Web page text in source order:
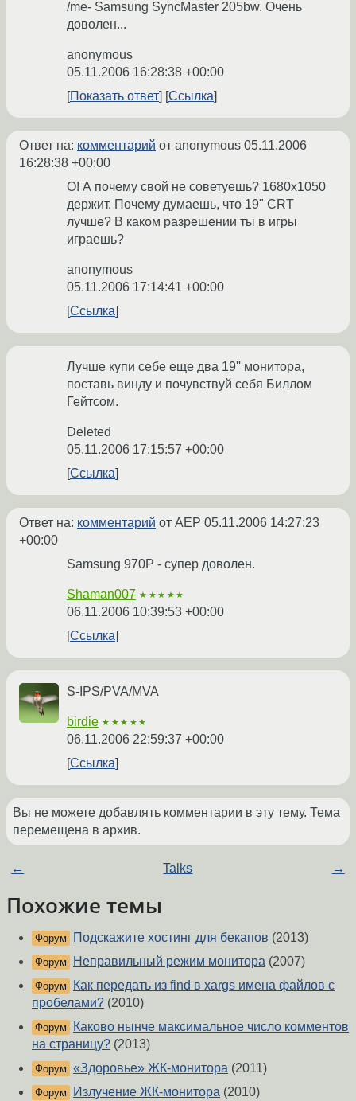
/me- Samsung SyncMaster 205bw. Очень
доволен...
anonymous
05.11.2006 16:28:38 +00:00
Показать ответ
Ссылка
Ответ на: комментарий от anonymous 05.11.2006
16:28:38 +00:00
О! А почему свой не советуешь? 1680х1050
держит. Почему думаешь, что 19" CRT
лучше? В каком разрешении ты в игры
играешь?
anonymous
05.11.2006 17:14:41 +00:00
Ссылка
Лучше купи себе еще два 19'' монитора,
поставь винду и почувствуй себя Биллом
Гейтсом.
Deleted
05.11.2006 17:15:57 +00:00
Ссылка
Ответ на: комментарий от AEP 05.11.2006 14:27:23
+00:00
Samsung 970P - супер доволен.
Shaman007 ★★★★★
06.11.2006 10:39:53 +00:00
Ссылка
S-IPS/PVA/MVA
birdie ★★★★★
06.11.2006 22:59:37 +00:00
Ссылка
Вы не можете добавлять комментарии в эту тему. Тема
перемещена в архив.
← Talks →
Похожие темы
Форум Подскажите хостинг для бекапов (2013)
Форум Неправильный режим монитора (2007)
Форум
Как передать из find в xargs имена файлов с
пробелами? (2010)
Форум
Каково нынче максимальное число комментов
на страницу? (2013)
Форум «Здоровье» ЖК-монитора (2011)
Форум Излучение ЖК-монитора (2010)